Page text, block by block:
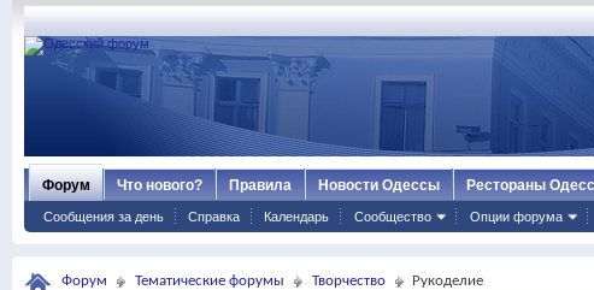
Форум
Сообщения за день Справка Календарь Сообщество Опции форума
Что нового? Правила Новости Одессы Рестораны
Форум Тематические форумы Творчество Рукоделие